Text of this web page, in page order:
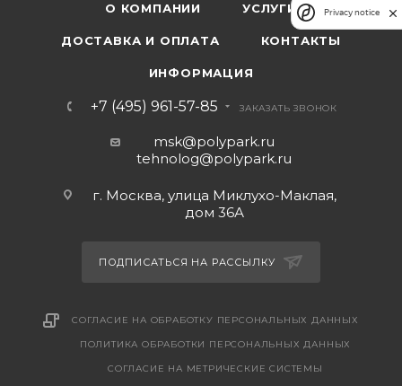
О КОМПАНИИ УСЛУГИ
ДОСТАВКА И ОПЛАТА КОНТАКТЫ
ИНФОРМАЦИЯ
+7 (495) 961-57-85 ЗАКАЗАТЬ ЗВОНОК
msk@polypark.ru
tehnolog@polypark.ru
г. Москва, улица Миклухо-Маклая,
дом 36А
ПОДПИСАТЬСЯ НА РАССЫЛКУ
СОГЛАСИЕ НА ОБРАБОТКУ ПЕРСОНАЛЬНЫХ ДАННЫХ
ПОЛИТИКА ОБРАБОТКИ ПЕРСОНАЛЬНЫХ ДАННЫХ
CОГЛАСИЕ НА МЕТРИЧЕСКИЕ СИСТЕМЫ
Privacy notice